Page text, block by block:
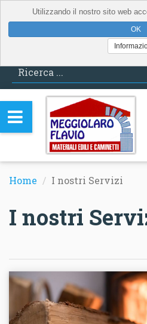
Home I nostri Servizi
I nostri
Utilizzando il nostro sito web